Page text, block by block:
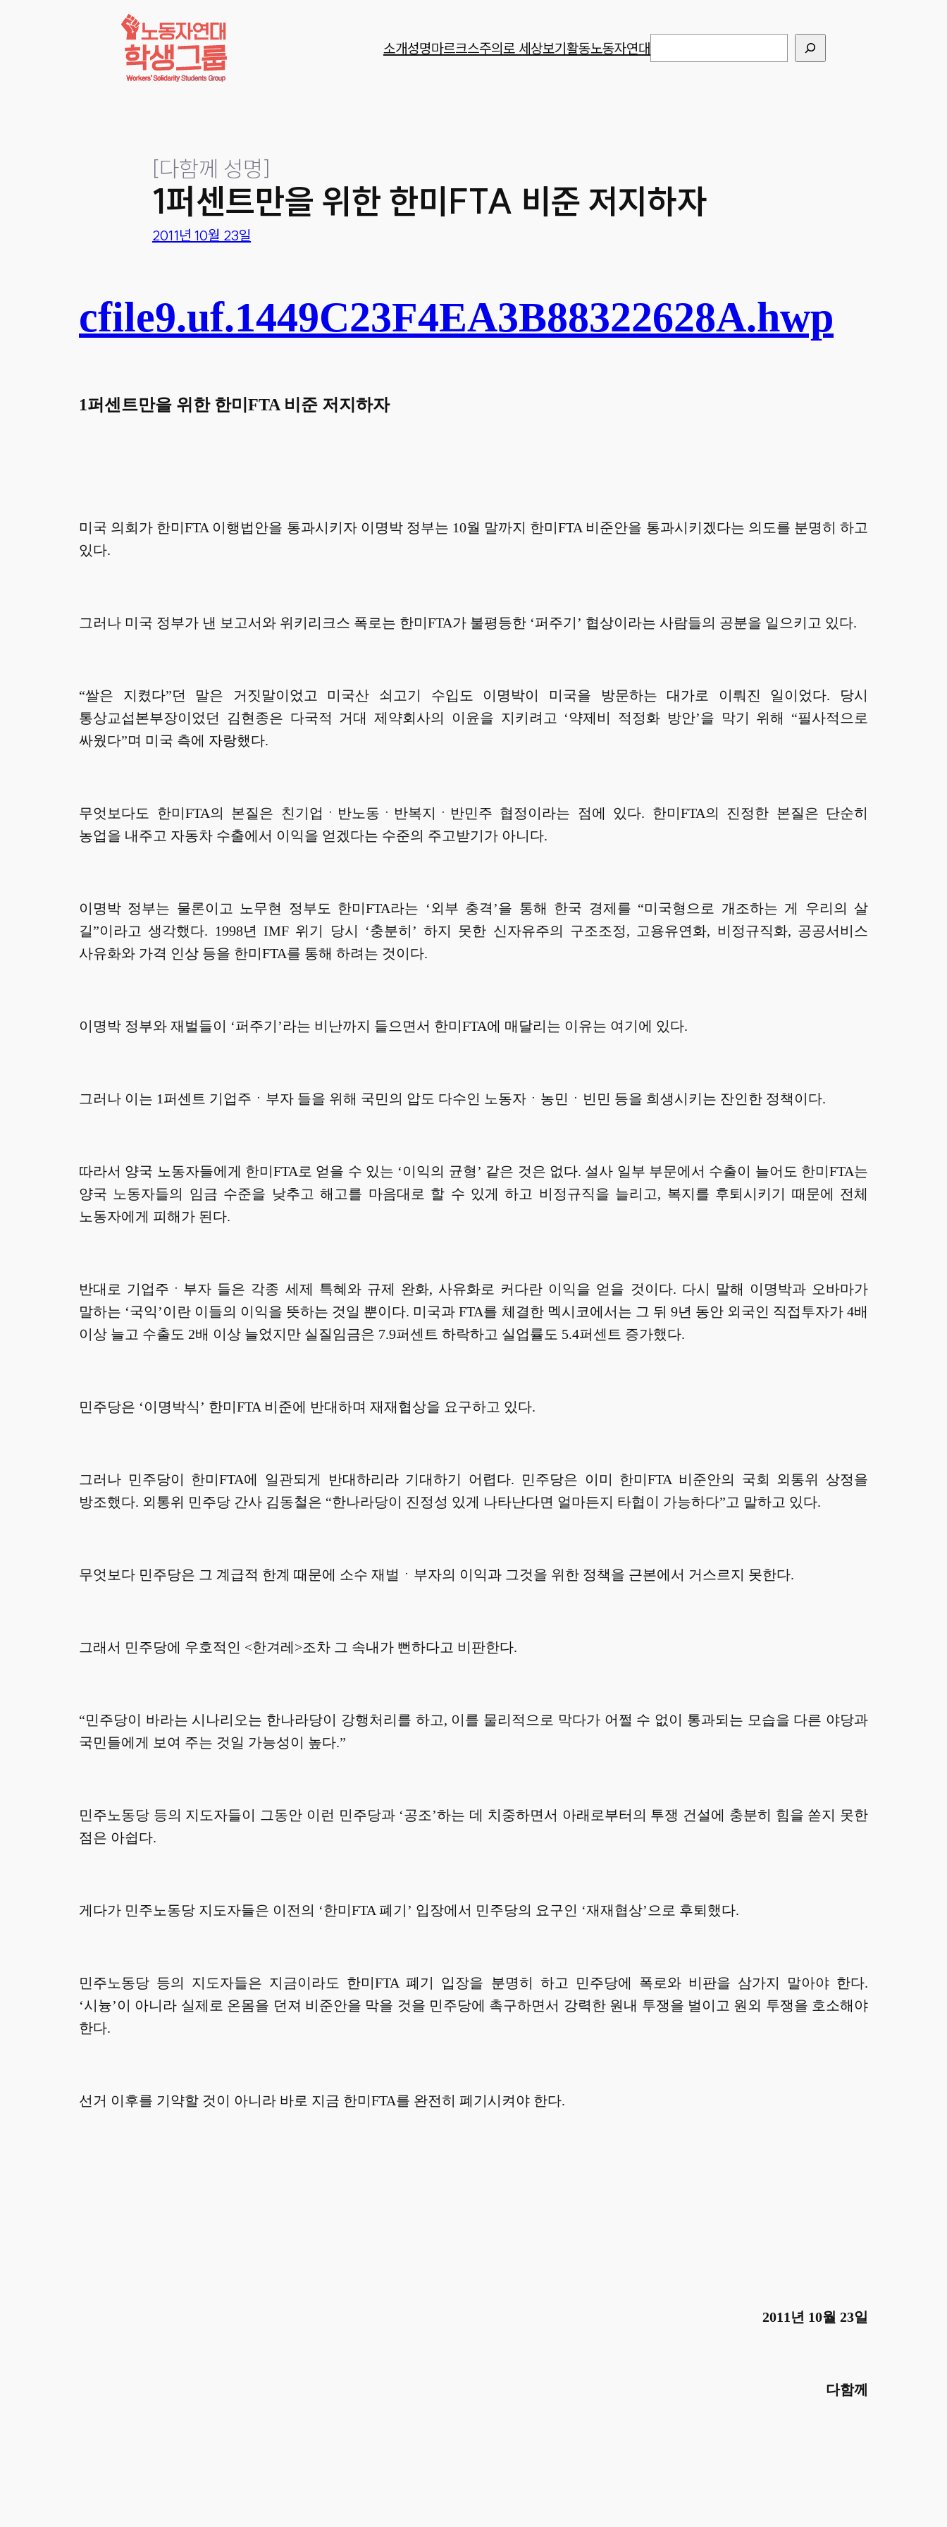
소개성명마르크스주의로 세상보기활동노동자연대
[다함께 성명]
1퍼센트만을 위한 한미FTA 비준 저지하자
2011년 10월 23일
cfile9.uf.1449C23F4EA3B88322628A.hwp
1퍼센트만을 위한 한미FTA 비준 저지하자
미국 의회가 한미FTA 이행법안을 통과시키자 이명박 정부는 10월 말까지 한미FTA 비준안을 통과시키겠다는 의도를 분명히 하고
있다.
그러나 미국 정부가 낸 보고서와 위키리크스 폭로는 한미FTA가 불평등한 ‘퍼주기’ 협상이라는 사람들의 공분을 일으키고 있다.
“쌀은 지켰다”던 말은 거짓말이었고 미국산 쇠고기 수입도 이명박이 미국을 방문하는 대가로 이뤄진 일이었다. 당시
통상교섭본부장이었던 김현종은 다국적 거대 제약회사의 이윤을 지키려고 ‘약제비 적정화 방안’을 막기 위해 “필사적으로
싸웠다”며 미국 측에 자랑했다.
무엇보다도 한미FTA의 본질은 친기업ㆍ반노동ㆍ반복지ㆍ반민주 협정이라는 점에 있다. 한미FTA의 진정한 본질은 단순히
농업을 내주고 자동차 수출에서 이익을 얻겠다는 수준의 주고받기가 아니다.
이명박 정부는 물론이고 노무현 정부도 한미FTA라는 ‘외부 충격’을 통해 한국 경제를 “미국형으로 개조하는 게 우리의 살
길”이라고 생각했다. 1998년 IMF 위기 당시 ‘충분히’ 하지 못한 신자유주의 구조조정, 고용유연화, 비정규직화, 공공서비스
사유화와 가격 인상 등을 한미FTA를 통해 하려는 것이다.
이명박 정부와 재벌들이 ‘퍼주기’라는 비난까지 들으면서 한미FTA에 매달리는 이유는 여기에 있다.
그러나 이는 1퍼센트 기업주ㆍ부자 들을 위해 국민의 압도 다수인 노동자ㆍ농민ㆍ빈민 등을 희생시키는 잔인한 정책이다.
따라서 양국 노동자들에게 한미FTA로 얻을 수 있는 ‘이익의 균형’ 같은 것은 없다. 설사 일부 부문에서 수출이 늘어도 한미FTA는
양국 노동자들의 임금 수준을 낮추고 해고를 마음대로 할 수 있게 하고 비정규직을 늘리고, 복지를 후퇴시키기 때문에 전체
노동자에게 피해가 된다.
반대로 기업주ㆍ부자 들은 각종 세제 특혜와 규제 완화, 사유화로 커다란 이익을 얻을 것이다. 다시 말해 이명박과 오바마가
말하는 ‘국익’이란 이들의 이익을 뜻하는 것일 뿐이다. 미국과 FTA를 체결한 멕시코에서는 그 뒤 9년 동안 외국인 직접투자가 4배
이상 늘고 수출도 2배 이상 늘었지만 실질임금은 7.9퍼센트 하락하고 실업률도 5.4퍼센트 증가했다.
민주당은 ‘이명박식’ 한미FTA 비준에 반대하며 재재협상을 요구하고 있다.
그러나 민주당이 한미FTA에 일관되게 반대하리라 기대하기 어렵다. 민주당은 이미 한미FTA 비준안의 국회 외통위 상정을
방조했다. 외통위 민주당 간사 김동철은 “한나라당이 진정성 있게 나타난다면 얼마든지 타협이 가능하다”고 말하고 있다.
무엇보다 민주당은 그 계급적 한계 때문에 소수 재벌ㆍ부자의 이익과 그것을 위한 정책을 근본에서 거스르지 못한다.
그래서 민주당에 우호적인 <한겨레>조차 그 속내가 뻔하다고 비판한다.
“민주당이 바라는 시나리오는 한나라당이 강행처리를 하고, 이를 물리적으로 막다가 어쩔 수 없이 통과되는 모습을 다른 야당과
국민들에게 보여 주는 것일 가능성이 높다.”
민주노동당 등의 지도자들이 그동안 이런 민주당과 ‘공조’하는 데 치중하면서 아래로부터의 투쟁 건설에 충분히 힘을 쏟지 못한
점은 아쉽다.
게다가 민주노동당 지도자들은 이전의 ‘한미FTA 폐기’ 입장에서 민주당의 요구인 ‘재재협상’으로 후퇴했다.
민주노동당 등의 지도자들은 지금이라도 한미FTA 폐기 입장을 분명히 하고 민주당에 폭로와 비판을 삼가지 말아야 한다.
‘시늉’이 아니라 실제로 온몸을 던져 비준안을 막을 것을 민주당에 촉구하면서 강력한 원내 투쟁을 벌이고 원외 투쟁을 호소해야
한다.
선거 이후를 기약할 것이 아니라 바로 지금 한미FTA를 완전히 폐기시켜야 한다.
2011년 10월 23일
다함께